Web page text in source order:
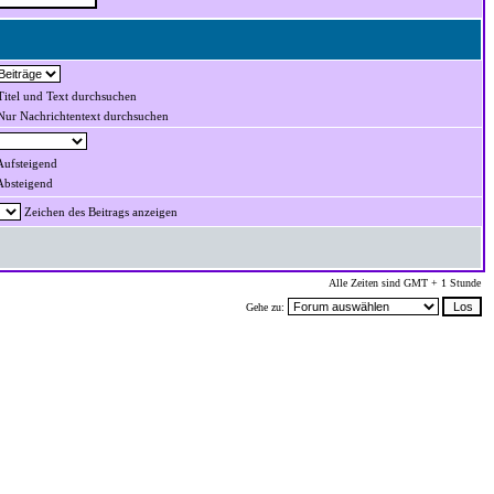
und Text durchsuchen
Nachrichtentext durchsuchen
Zeichen des Beitrags anzeigen
Alle Zeiten sind GMT + 1 Stunde
Gehe zu: